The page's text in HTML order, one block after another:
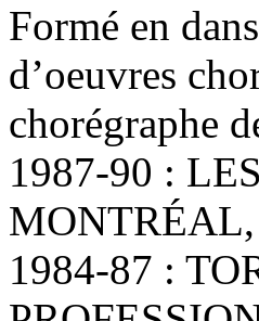
Formé en
d’oeuvres
chorégraphe
1987-90 :
1984-87 :